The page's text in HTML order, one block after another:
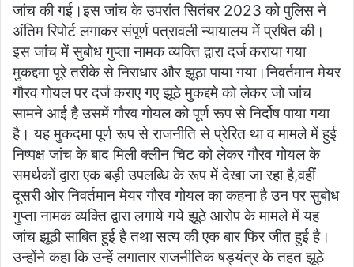
जांच की गई।इस जांच के उपरांत सितंबर 2023 को पुलिस ने
अंतिम रिपोर्ट लगाकर संपूर्ण पत्रावली न्यायालय में प्रषित की।
इस जांच में सुबोध गुप्ता नामक व्यक्ति द्वारा दर्ज कराया गया
मुकद्दमा पूरे तरीके से निराधार और झूठा पाया गया।निवर्तमान मेयर
गौरव गोयल पर दर्ज कराए गए झूठे मुकद्दमे को लेकर जो जांच
सामने आई है उसमें गौरव गोयल को पूर्ण रूप से निर्दोष पाया गया
है। यह मुकदमा पूर्ण रूप से राजनीति से प्रेरित था व मामले में हुई
निष्पक्ष जांच के बाद मिली क्लीन चिट को लेकर गौरव गोयल के
समर्थकों द्वारा एक बड़ी उपलब्धि के रूप में देखा जा रहा है,वहीं
दूसरी ओर निवर्तमान मेयर गौरव गोयल का कहना है उन पर सुबोध
गुप्ता नामक व्यक्ति द्वारा लगाये गये झूठे आरोप के मामले में यह
जांच झूठी साबित हुई है तथा सत्य की एक बार फिर जीत हुई है।
उन्होंने कहा कि उन्हें लगातार राजनीतिक षड्यंत्र के तहत झूठे